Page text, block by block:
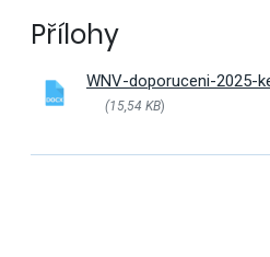
Přílohy
WNV-doporuceni-2025-
(15,54 KB)